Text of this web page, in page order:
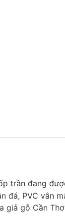
trần đang
đá, PVC vân
giả gỗ Cần